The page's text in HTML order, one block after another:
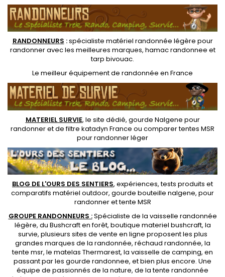
RANDONNEURS :spécialiste matériel randonnée légère pour
randonner avec les meilleures marques, hamac randonnee et
tarp bivouac.
Le meilleur équipement de randonnée en France
MATERIEL SURVIE, le site dédié, gourde Nalgene pour
randonneret defiltre katadyn France ou comparer tentes MSR
pour randonner léger
BLOG DE L'OURS DES SENTIERS, expériences, tests produits et
comparatifs matériel outdoor, gourde bouteille nalgene, pour
randonner ettente MSR
GROUPE RANDONNEURS :Spécialiste de la vaisselle randonnée
légère, du Bushcraft en forêt, boutique materiel bushcraft, la
survie, plusieurs sites de vente en ligne proposent les plus
grandes marques de la randonnée, réchaud randonnée, la
tente msr, le matelas Thermarest, la vaisselle de camping, en
passant par les gourde randonnee, et bien plus encore. Une
équipe de passionnés de la nature, de latente randonnée